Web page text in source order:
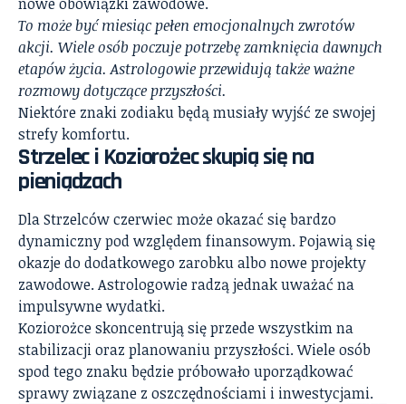
To może być miesiąc pełen emocjonalnych zwrotów
akcji. Wiele osób poczuje potrzebę zamknięcia dawnych
etapów życia. Astrologowie przewidują także ważne
rozmowy dotyczące przyszłości.
Niektóre znaki zodiaku będą musiały wyjść ze swojej
strefy komfortu.
Strzelec i Koziorożec skupią się na
pieniądzach
Dla Strzelców czerwiec może okazać się bardzo
dynamiczny pod względem finansowym. Pojawią się
okazje do dodatkowego zarobku albo nowe projekty
zawodowe. Astrologowie radzą jednak uważać na
impulsywne wydatki.
Koziorożce skoncentrują się przede wszystkim na
stabilizacji oraz planowaniu przyszłości. Wiele osób
spod tego znaku będzie próbowało uporządkować
sprawy związane z oszczędnościami i inwestycjami.